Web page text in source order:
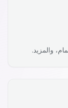
والمزيد.